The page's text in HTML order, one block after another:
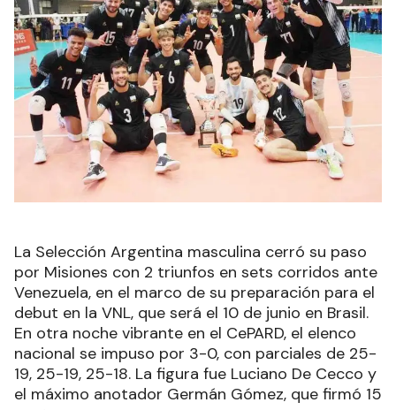
La Selección Argentina masculina cerró su paso
por Misiones con 2 triunfos en sets corridos ante
Venezuela, en el marco de su preparación para el
debut en la VNL, que será el 10 de junio en Brasil.
En otra noche vibrante en el CePARD, el elenco
nacional se impuso por 3-0, con parciales de 25-
19, 25-19, 25-18. La figura fue Luciano De Cecco y
el máximo anotador Germán Gómez, que firmó 15